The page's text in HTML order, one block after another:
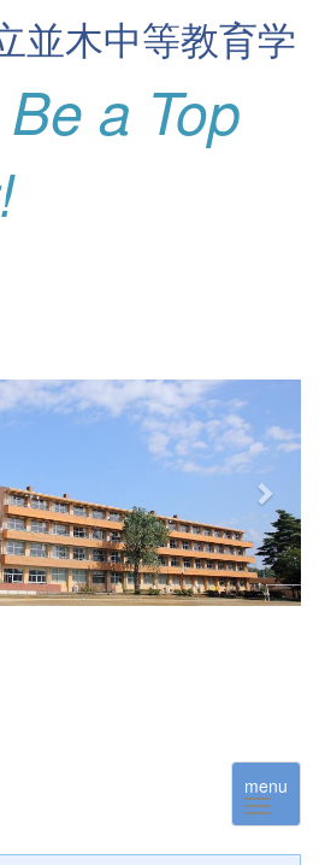
並木中等教育学
Be a Top
menu